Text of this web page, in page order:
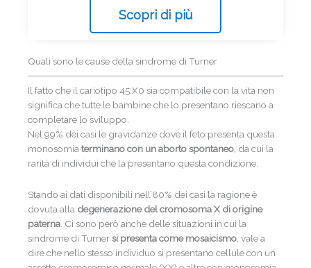
Scopri di più
Quali sono le cause della sindrome di Turner
Il fatto che il cariotipo 45,X0 sia compatibile con la vita non
significa che tutte le bambine che lo presentano riescano a
completare lo sviluppo.
Nel 99% dei casi le gravidanze dove il feto presenta questa
monosomiaterminano con un aborto spontaneo, da cui la
rarità di individui che la presentano questa condizione.
Stando ai dati disponibili nell’80% dei casi la ragione è
dovuta alla degenerazione del cromosoma X di origine
paterna. Ci sono però anche delle situazioni in cui la
sindrome di Turnersi presenta come mosaicismo. vale a
dire che nello stesso individuo si presentano cellule con un